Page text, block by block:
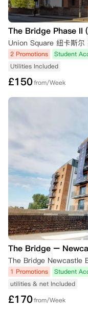
样做，公寓可能还要求您
4(v)条。
如果您已签订租赁协议，
匙，iQ学生公寓保留以下
新出租您的房间。在此情
首次租金支付的预订费）
何损失。本条规定优先于
如果您的预订在此类情况
二、 您取消预订（在领取
•   未签订租赁协议：如果
取消预订，则您已支付的
•   已签订租赁协议：如果
担租赁协议规定的合同义
件，且尚未领取钥匙，或
内提供所需证明，否则您
1.  您在8月1日之前
始日期不在九月，则至少
2.  您的英国签证申请
3.  您未获得首选大学
    4.  您推迟入学。
若根据本条款提供令公寓
消之日起，您将无需承担
The Bridge Phase II
Union Square 纽卡斯尔
2 Promotions Student
Utilities Included
£150from/Week
The Bridge –
The Bridge Newcastle
1 Promotions Student
utilities & net Included
£170from/Week